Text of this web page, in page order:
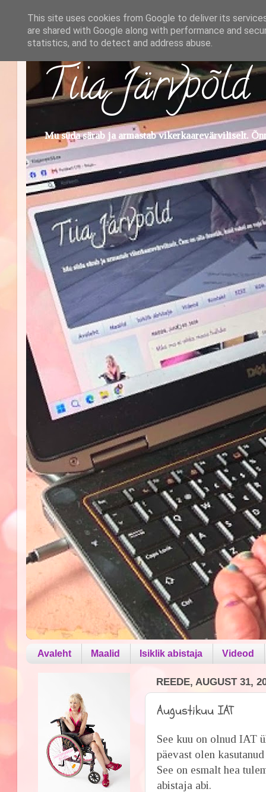
Tiia Järvpõld
Mu süda särab ja armastab vikerkaarevärviliselt.
Avaleht Maalid Isiklik abistaja Videod
REEDE, AUGUST 31,
Augustikuu IAT
See kuu on olnud IAT
päevast olen
See on esmalt hea
abistaja abi.
This site uses cookies from Google to deliver its
are shared with Google along with performance and
statistics, and to detect and address abuse.